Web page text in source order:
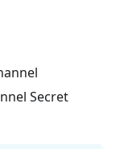
Secret